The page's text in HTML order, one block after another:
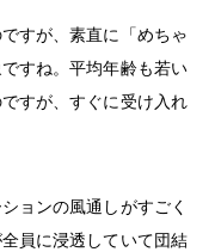
すが、素直に「めちゃ
すね。平均年齢も若い
すが、すぐに受け入れ
ョンの風通しがすごく
員に浸透していて団結